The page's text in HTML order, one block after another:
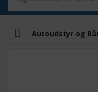
Autoudstyr og